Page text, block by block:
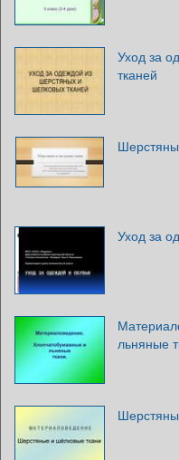
Уход за
тканей
Уход за
льняные